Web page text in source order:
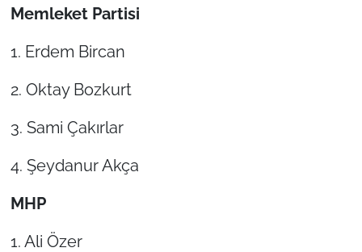
Memleket Partisi
1. Erdem Bircan
2. Oktay Bozkurt
3. Sami Çakırlar
4. Şeydanur Akça
MHP
1. Ali Özer